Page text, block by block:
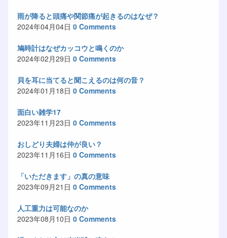
雨が降ると頭痛や関節痛が起きるのはなぜ？
2024年04月04日 0 Comments
鳩時計はなぜカッコウと鳴くのか
2024年02月29日 0 Comments
貝を耳に当てると聞こえるのは何の音？
2024年01月18日 0 Comments
面白い雑学17
2023年11月23日 0 Comments
おしどり夫婦は仲が良い？
2023年11月16日 0 Comments
「いただきます」の真の意味
2023年09月21日 0 Comments
人工重力は可能なのか
2023年08月10日 0 Comments